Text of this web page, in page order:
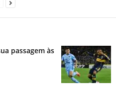
passagem às